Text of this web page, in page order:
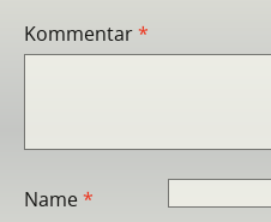
Kommentar*
Name*